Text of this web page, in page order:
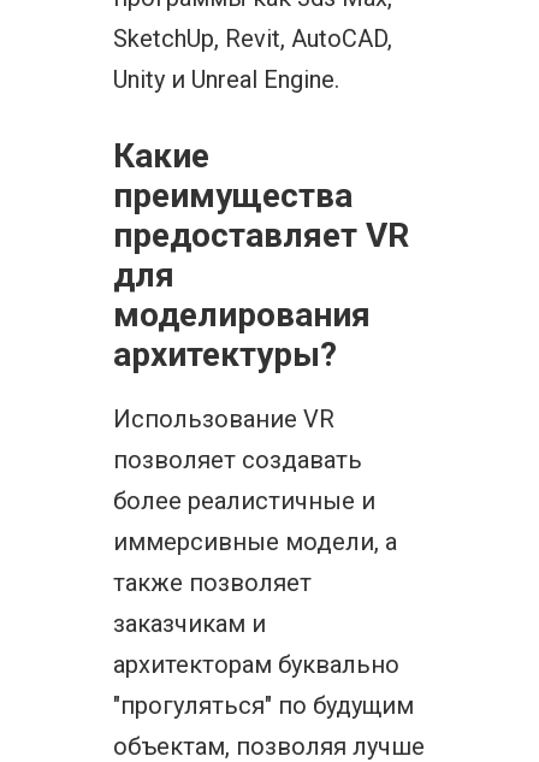
SketchUp, Revit, AutoCAD,
Unity и Unreal Engine.
Какие
преимущества
предоставляет VR
для
моделирования
архитектуры?
Использование VR
позволяет создавать
более реалистичные и
иммерсивные модели, а
также позволяет
заказчикам и
архитекторам буквально
"прогуляться" по будущим
объектам, позволяя лучше